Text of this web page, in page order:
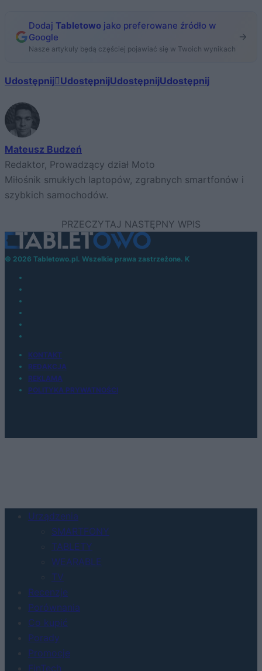
Dodaj Tabletowo jako preferowane źródło w
Google
Nasze artykuły będą częściej pojawiać się w Twoich wynikach
Udostępnij UdostępnijUdostępnijUdostępnij
Mateusz Budzeń
Redaktor, Prowadzący dział Moto
Miłośnik smukłych laptopów, zgrabnych smartfonów i
szybkich samochodów.
© 2026 Tabletowo.pl. Wszelkie prawa zastrzeżone. K
KONTAKT
REDAKCJA
REKLAMA
POLITYKA PRYWATNOŚCI
Urządzenia
SMARTFONY
TABLETY
WEARABLE
TV
Recenzje
Porównania
Co kupić
Porady
Promocje
FinTech